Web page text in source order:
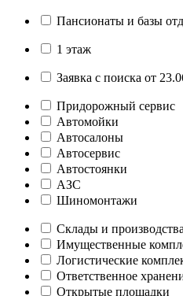
Пансионаты и базы
1 этаж
Заявка с поиска от
Придорожный сервис
Автомойки
Автосалоны
Автосервис
Автостоянки
АЗС
Шиномонтажи
Склады и производства
Имущественные
Логистические
Ответственное
Открытые площадки